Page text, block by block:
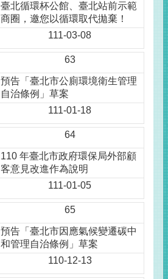
臺北循環杯公館、臺北站前示範
商圈，邀您以循環取代拋棄！
111-03-08
63
預告「臺北市公廁環境衛生管理
自治條例」草案
111-01-18
64
110 年臺北市政府環保局外部顧
客意見改進作為說明
111-01-05
65
預告「臺北市因應氣候變遷碳中
和管理自治條例」草案
110-12-13